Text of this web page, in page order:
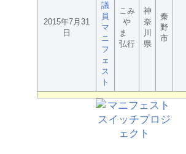
2015年7月31
日
議
員
マ
ニ
フ
ェ
ス
ト
こみ
や
ま
弘行
神
奈
川
県
秦
野
市